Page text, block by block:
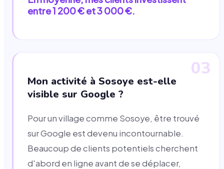
entre 1 200 € et 3 000 €.
03
Mon activité à Sosoye est-elle
visible sur Google ?
Pour un village comme Sosoye, être trouvé
sur Google est devenu incontournable.
Beaucoup de clients potentiels cherchent
d'abord en ligne avant de se déplacer,